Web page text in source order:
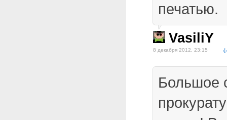
печатью.
VasiliY
8 декабря 2012, 23:15
Большое